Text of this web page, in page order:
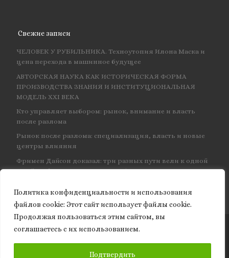
Политика конфиденциальности и использования
файлов сookie: Этот сайт использует файлы cookie.
Продолжая пользоваться этим сайтом, вы
соглашаетесь с их использованием.
Подтвердить
Свежие записи
ЧЕЛОВЕК У РУБИЛЬНИКА. Техноутопия Илона Маска и
цена перехода в машинное будущее
АВТОРСКАЯ НАУКА КАК ИСТОРИЧЕСКАЯ ФОРМА
ПРОИЗВОДСТВА ЗНАНИЯ И ИНСТИТУЦИОНАЛЬНАЯ
МОДЕЛЬ XXI ВЕКА
Кто управляет выбором: рынок, внимание и власть
после разлома
Рынок после разлома: специализация, власть и новые
центры влияния
Фримен Дайсон доказал: три разных пути вели к одной
и той же физике — и навсегда объединил КЭД
© 2026Granite of science– Все права защищены